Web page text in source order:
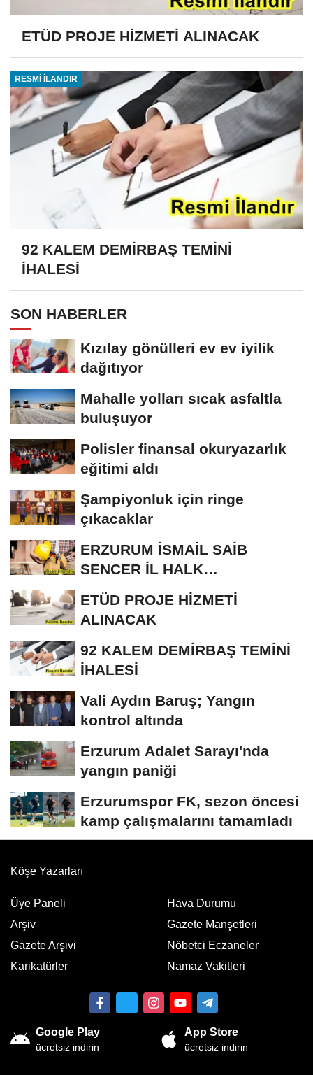
ETÜD PROJE HİZMETİ ALINACAK
RESMİ İLANDIR
92 KALEM DEMİRBAŞ TEMİNİ
İHALESİ
SON HABERLER
Kızılay gönülleri ev ev iyilik
dağıtıyor
Mahalle yolları sıcak asfaltla
buluşuyor
Polisler finansal okuryazarlık
eğitimi aldı
Şampiyonluk için ringe
çıkacaklar
ERZURUM İSMAİL SAİB
SENCER İL HALK
KÜTÜPHANESİ BAKIM VE
ONARIM...
ETÜD PROJE HİZMETİ
ALINACAK
92 KALEM DEMİRBAŞ TEMİNİ
İHALESİ
Vali Aydın Baruş; Yangın
kontrol altında
Erzurum Adalet Sarayı'nda
yangın paniği
Erzurumspor FK, sezon öncesi
kamp çalışmalarını tamamladı
Köşe Yazarları
Üye Paneli
Arşiv
Gazete Arşivi
Karikatürler
Hava Durumu
Gazete Manşetleri
Nöbetci Eczaneler
Namaz Vakitleri
Google Play
ücretsiz indirin
App Store
ücretsiz indirin